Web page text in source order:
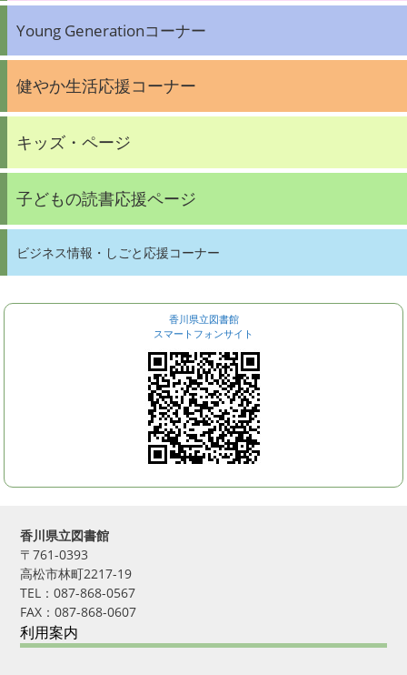
Young Generationコーナー
健やか生活応援コーナー
キッズ・ページ
子どもの読書応援ページ
ビジネス情報・しごと応援コーナー
香川県立図書館
スマートフォンサイト
香川県立図書館
〒761-0393
高松市林町2217-19
TEL：087-868-0567
FAX：087-868-0607
利用案内